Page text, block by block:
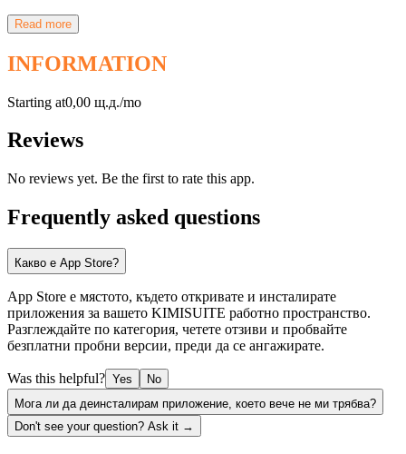
Read more
INFORMATION
Starting at0,00 щ.д./mo
Reviews
No reviews yet. Be the first to rate this app.
Frequently asked questions
Какво е App Store?
App Store е мястото, където откривате и инсталирате
приложения за вашето KIMISUITE работно пространство.
Разглеждайте по категория, четете отзиви и пробвайте
безплатни пробни версии, преди да се ангажирате.
Was this helpful? Yes
No
Мога ли да деинсталирам приложение, което вече не ми трябва?
Don't see your question? Ask it →